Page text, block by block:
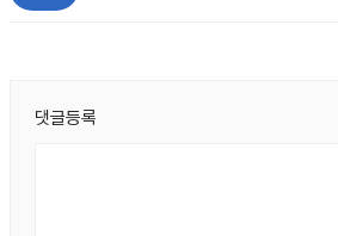
댓글등록